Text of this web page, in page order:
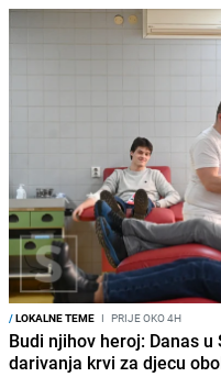
/LOKALNE TEME I PRIJE OKO 4H
Budi njihov heroj: Danas
darivanja krvi za djecu